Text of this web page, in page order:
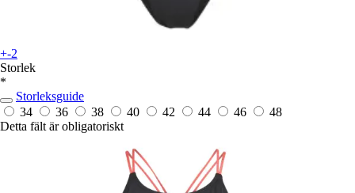
+-2
Storlek
*
Storleksguide
34
36 38 40 42 44 46
48
Detta fält är obligatoriskt